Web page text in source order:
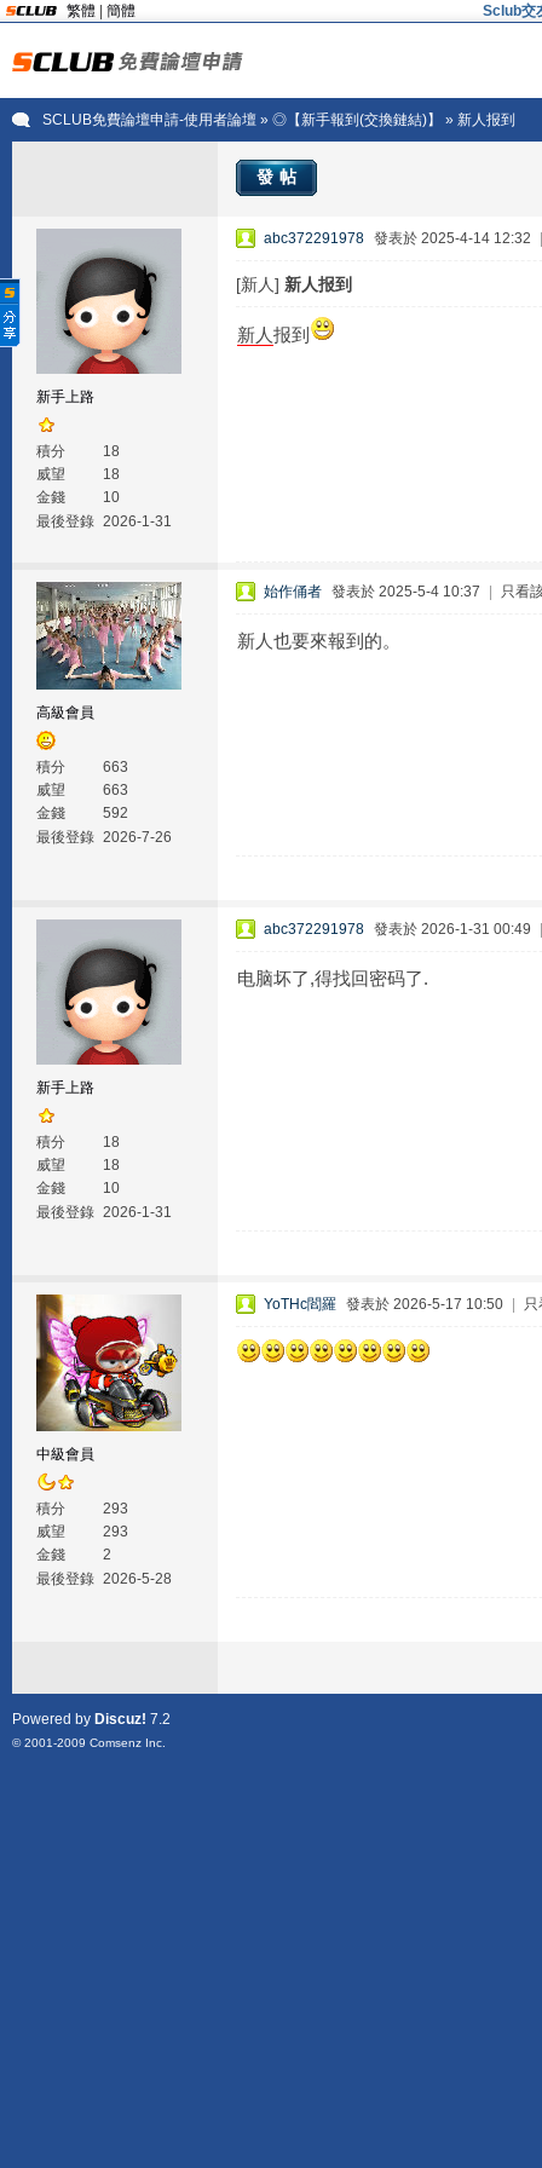
繁體 簡體 Sclub交
SCLUB免費論壇申請-使用者論壇» ◎【新手報到(交換鏈結)】 » 新人报到
發帖
新手上路
積分
18
威望
18
金錢
10
最後登錄 2026-1-31
abc372291978 發表於 2025-4-14 12:32
[新人] 新人报到
新人报到
高級會員
積分
663
威望
663
金錢
592
最後登錄 2026-7-26
始作俑者 發表於 2025-5-4 10:37 只看
新人也要來報到的。
新手上路
積分
18
威望
18
金錢
10
最後登錄 2026-1-31
abc372291978 發表於 2026-1-31 00:49
电脑坏了,得找回密码了.
中級會員
積分
293
威望
293
金錢
2
最後登錄 2026-5-28
YoTHc閻羅 發表於 2026-5-17 10:50 只
Powered by Discuz! 7.2
© 2001-2009 Comsenz Inc.